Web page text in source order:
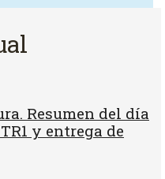
Resumen del día
y entrega de